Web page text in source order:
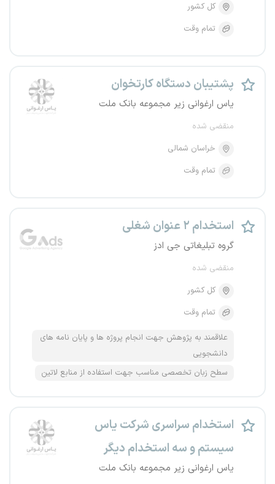
کل کشور
تمام وقت
پشتیبان دستگاه کارتخوان
یاس ارغوانی زیر مجموعه بانک ملت
منقضی شده
خراسان شمالی
تمام وقت
استخدام ۲ عنوان شغلی
گروه تبلیغاتی جی ادز
منقضی شده
کل کشور
تمام وقت
علاقمند به پژوهش جهت انجام پروژه ها و پایان نامه های
دانشجویی
سطح زبان تخصصی مناسب جهت استفاده از منابع لاتین
استخدام سراسری شرکت یاس
سیستم و سه استخدام دیگر
یاس ارغوانی زیر مجموعه بانک ملت